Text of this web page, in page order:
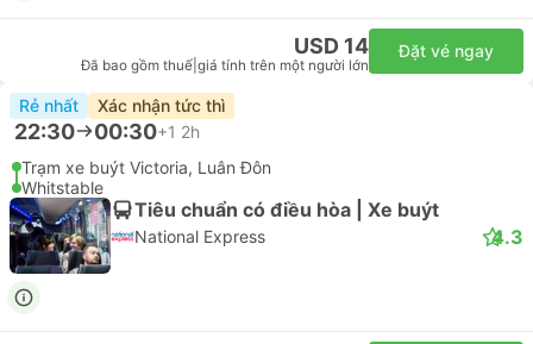
USD 14
Đã bao gồm thuế giá tính trên một người lớn
Đặt vé ngay
Rẻ nhất Xác nhận tức thì
22:30 00:30+1 2h
Trạm xe buýt Victoria, Luân Đôn
Whitstable
Tiêu chuẩn có điều hòa | Xe buýt
National Express 4.3